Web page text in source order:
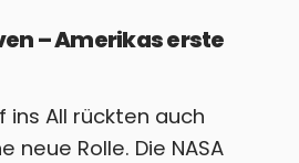
– Amerikas erste
All rückten auch
neue Rolle. Die NASA